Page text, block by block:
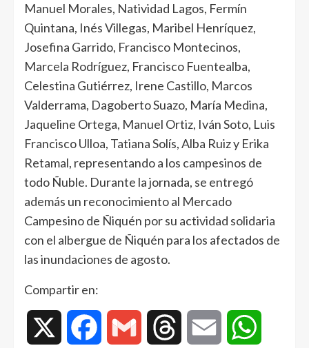
Manuel Morales, Natividad Lagos, Fermín
Quintana, Inés Villegas, Maribel Henríquez,
Josefina Garrido, Francisco Montecinos,
Marcela Rodríguez, Francisco Fuentealba,
Celestina Gutiérrez, Irene Castillo, Marcos
Valderrama, Dagoberto Suazo, María Medina,
Jaqueline Ortega, Manuel Ortiz, Iván Soto, Luis
Francisco Ulloa, Tatiana Solís, Alba Ruiz y Erika
Retamal, representando a los campesinos de
todo Ñuble. Durante la jornada, se entregó
además un reconocimiento al Mercado
Campesino de Ñiquén por su actividad solidaria
con el albergue de Ñiquén para los afectados de
las inundaciones de agosto.
Compartir en:
Facebook Gmail Threads Email